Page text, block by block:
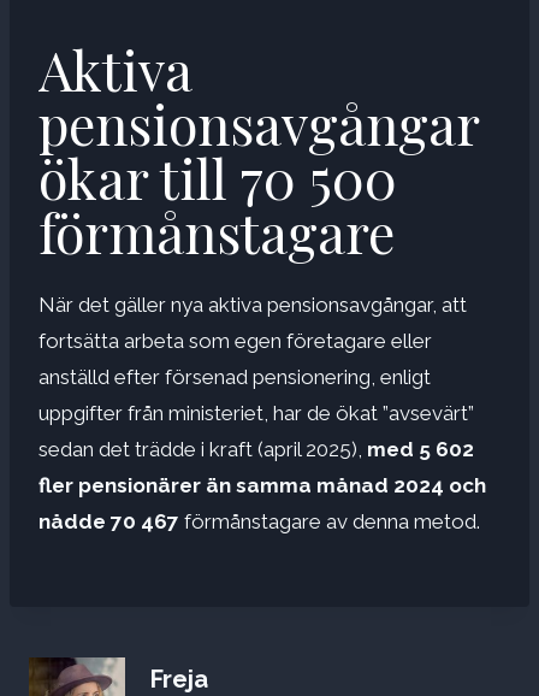
Aktiva
pensionsavgångar
ökar till 70 500
förmånstagare
När det gäller nya aktiva pensionsavgångar, att
fortsätta arbeta som egen företagare eller
anställd efter försenad pensionering, enligt
uppgifter från ministeriet, har de ökat ”avsevärt”
sedan det trädde i kraft (april 2025), med 5 602
fler pensionärer än samma månad 2024 och
nådde 70 467 förmånstagare av denna metod.
Freja